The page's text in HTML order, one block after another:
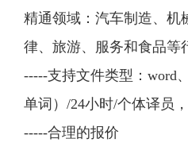
精通领域：汽车制造、机
律、旅游、服务和食品等
-----支持文件类型：word
单词）/24小时/个体译员
-----合理的报价